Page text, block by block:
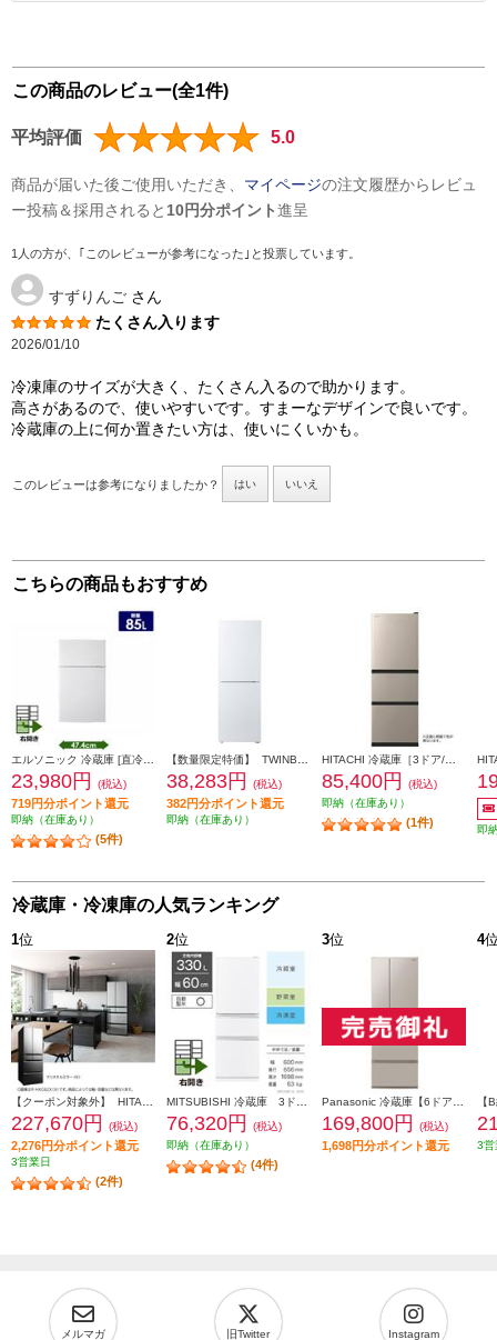
この商品のレビュー(全1件)
平均評価 5.0
商品が届いた後ご使用いただき、 マイページの注文履歴からレビュ
ー投稿＆採用されると 10円分ポイント進呈
1人の方が、｢このレビューが参考になった｣と投票しています。
すずりんご さん
たくさん入ります
2026/01/10
冷凍庫のサイズが大きく、たくさん入るので助かります。
高さがあるので、使いやすいです。すまーなデザインで良いです。
冷蔵庫の上に何か置きたい方は、使いにくいかも。
このレビューは参考になりましたか？ はい いいえ
こちらの商品もおすすめ
23,980円 (税込)
719円分ポイント還元
即納（在庫あり）
(5件)
38,283円 (税込)
382円分ポイント還元
即納（在庫あり）
85,400円
(税込)
即納（在庫あり）
(1件)
即
冷蔵庫・冷凍庫の人気ランキング
1位
227,670円 (税込)
2,276円分ポイント還元
3営業日
(2件)
2位
76,320円
(税込)
即納（在庫あり）
(4件)
3位
169,800円 (税込)
1,698円分ポイント還元
4
3営
メルマガ 旧Twitter Instagram